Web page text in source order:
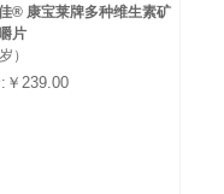
® 康宝莱牌多种维生素矿
片
）
￥239.00